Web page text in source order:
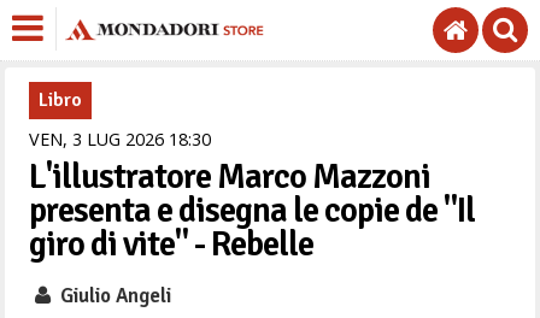
Libro
VEN,3 LUG 2026 1830
L'illustratore Marco Mazzoni
presenta e disegna le copie de "Il
giro di vite" - Rebelle
Giulio Angeli